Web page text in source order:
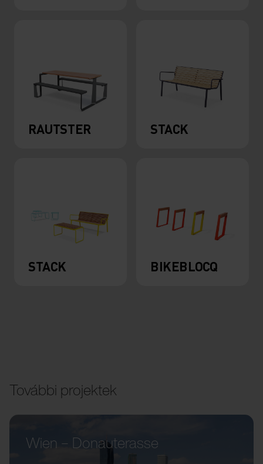
RAUTSTER STACK
STACK BIKEBLOCQ
További projektek
Wien – Donauterasse